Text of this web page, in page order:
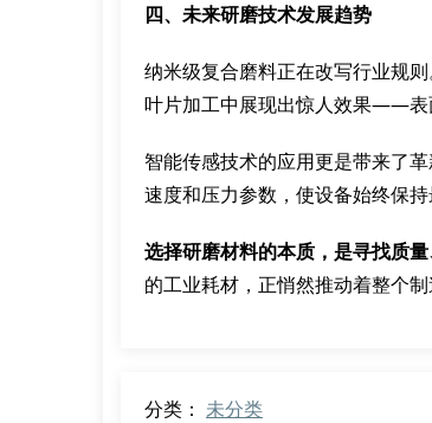
四、未来研磨技术发展趋势
纳米级复合磨料正在改写行业规
叶片加工中展现出惊人效果——表
智能传感技术的应用更是带来了
速度和压力参数，使设备始终保持
选择研磨材料的本质，是寻找质量
的工业耗材，正悄然推动着整个制
分类： 未分类